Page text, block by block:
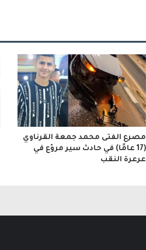
مصرع الفتى محمد جمعة القرناوي
(17 عامًا) في حادث سير مروّع في
عرعرة النقب